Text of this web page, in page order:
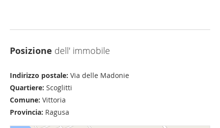
Posizione dell' immobile
Indirizzo postale: Via delle Madonie
Quartiere: Scoglitti
Comune: Vittoria
Provincia: Ragusa